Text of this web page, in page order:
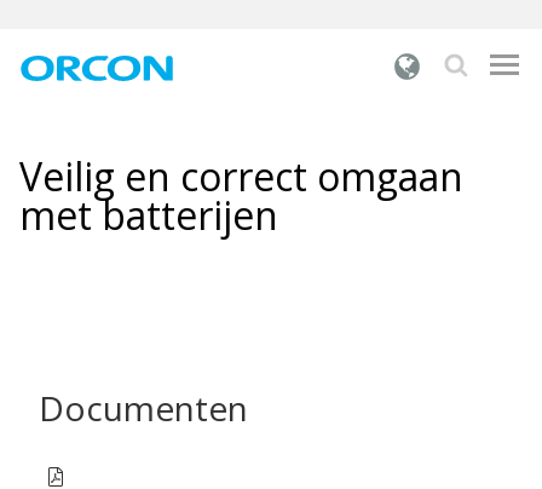
PRODUCTEN
ONZE OPLOSSINGEN
OVER ORCON
Veilig en correct omgaan
met batterijen
Documenten